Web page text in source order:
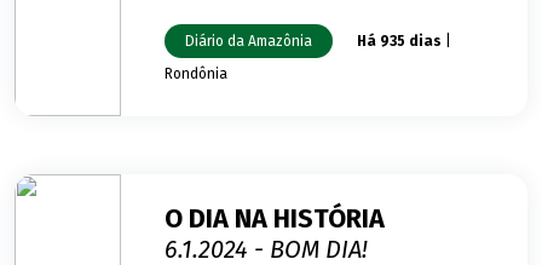
Diário da Amazônia Há 935 dias
Rondônia
O DIA NA HISTÓRIA
6.1.2024 - BOM DIA!